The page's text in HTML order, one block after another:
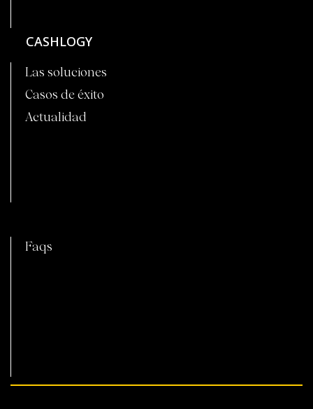
CASHLOGY
Las soluciones
Casos de éxito
Actualidad
Faqs